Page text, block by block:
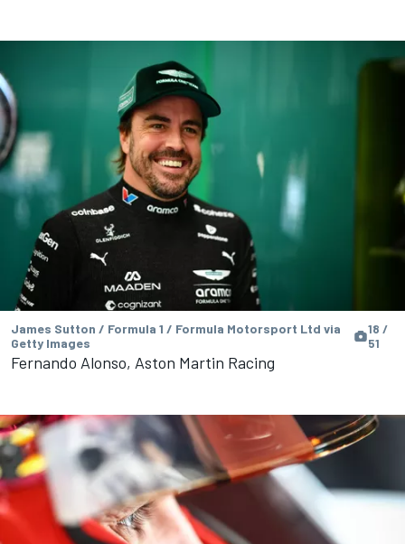
James Sutton / Formula 1 / Formula Motorsport Ltd via
Getty Images
18 /
51
Fernando Alonso, Aston Martin Racing